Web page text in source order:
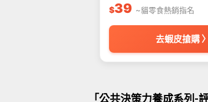
$39 ~貓零食熱銷指名
去蝦皮搶購 〉
「公共決策力養成系列-